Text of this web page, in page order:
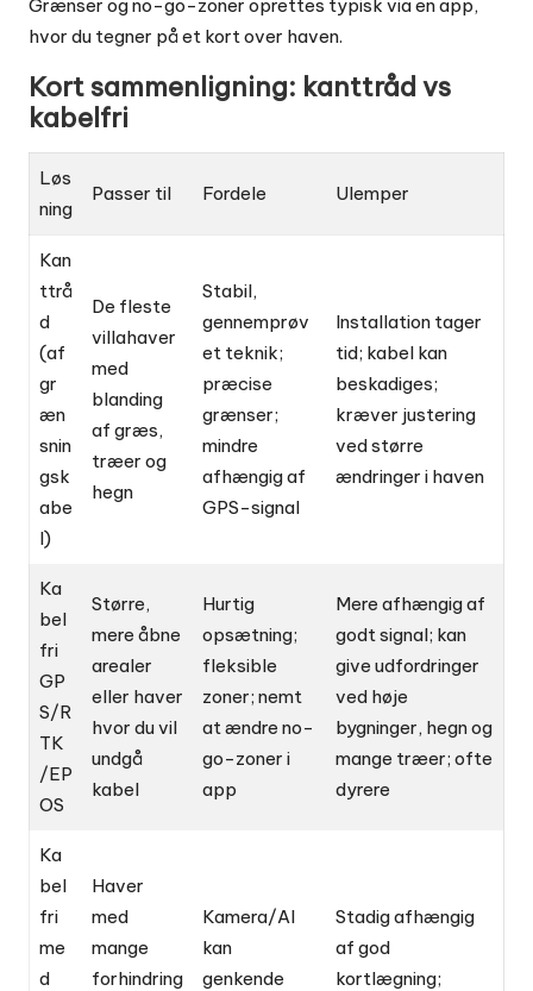
Grænser og no-go-zoner oprettes typisk via en app,
hvor du tegner på et kort over haven.
Kort sammenligning: kanttråd vs
kabelfri
Løs
ning
Passer til Fordele Ulemper
Kan
ttrå
d
(af
gr
æn
snin
gsk
abe
l)
De fleste
villahaver
med
blanding
af græs,
træer og
hegn
Stabil,
gennemprøv
et teknik;
præcise
grænser;
mindre
afhængig af
GPS-signal
Installation tager
tid; kabel kan
beskadiges;
kræver justering
ved større
ændringer i haven
Ka
bel
fri
GP
S/R
TK
/EP
OS
Større,
mere åbne
arealer
eller haver
hvor du vil
undgå
kabel
Hurtig
opsætning;
fleksible
zoner; nemt
at ændre no-
go-zoner i
app
Mere afhængig af
godt signal; kan
give udfordringer
ved høje
bygninger, hegn og
mange træer; ofte
dyrere
Ka
bel
fri
me
d
Haver
med
mange
forhindring
Kamera/AI
kan
genkende
Stadig afhængig
af god
kortlægning;